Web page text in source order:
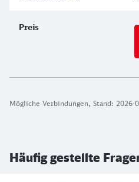
Mögliche Verbindungen, Stand: 2026-
Häufig gestellte